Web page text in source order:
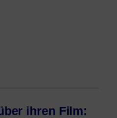
ihren Film: